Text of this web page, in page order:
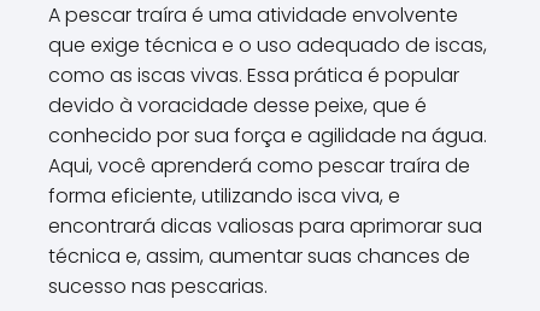
A pescar traíra é uma atividade envolvente
que exige técnica e o uso adequado de iscas,
como as iscas vivas. Essa prática é popular
devido à voracidade desse peixe, que é
conhecido por sua força e agilidade na água.
Aqui, você aprenderá como pescar traíra de
forma eficiente, utilizando isca viva, e
encontrará dicas valiosas para aprimorar sua
técnica e, assim, aumentar suas chances de
sucesso nas pescarias.